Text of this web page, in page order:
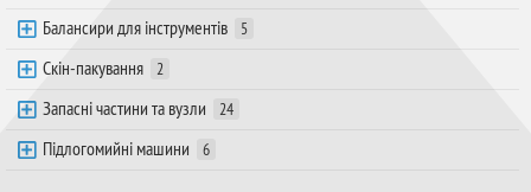
Балансири для інструментів 5
Скін-пакування 2
Запасні частини та вузли 24
Підлогомийні машини 6